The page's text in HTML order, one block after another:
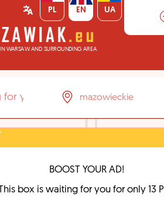
IN WARSAW AND SURROUNDING AREA
PL EN UA
BOOST YOUR AD!
box is waiting for you for only 13